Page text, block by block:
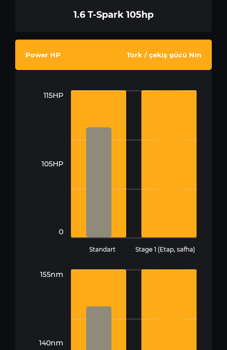
1.6 T-Spark 105hp
Power HP Tork / çekiş gücü Nm
115HP
105HP
0
Standart Stage 1 (Etap, safha)
155nm
140nm